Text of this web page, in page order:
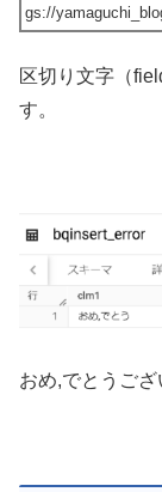
gs://
区切り文字（
す。
おめ,でとうござ